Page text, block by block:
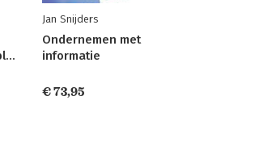
ondernemingsplan
Jan Snijders
Ondernemen met
informatie
€ 73,95